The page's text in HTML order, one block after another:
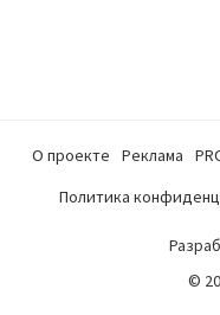
О проекте Реклама
Политика
©